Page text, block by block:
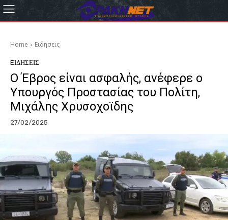
Home Eιδησεις
EΙΔΗΣΕΙΣ
Ο Έβρος είναι ασφαλής, ανέφερε ο
Υπουργός Προστασίας του Πολίτη,
Μιχάλης Χρυσοχοϊδης
27/02/2025